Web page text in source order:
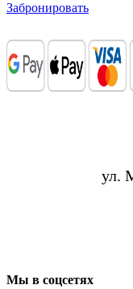
Забронировать
ул.
Мы в соцсетях